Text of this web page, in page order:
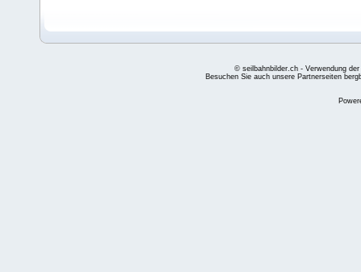
© seilbahnbilder.ch - Verwendung
Besuchen Sie auch unsere Partnerseiten